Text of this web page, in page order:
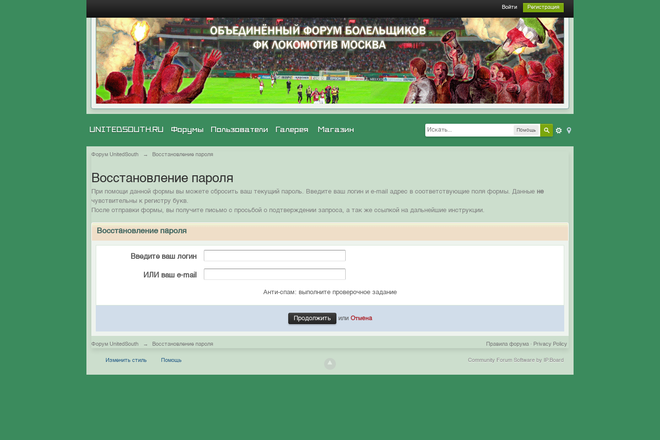
Войти Регистрация
Помощь
UNITEDSOUTH.RU Галерея Магазин
Форумы Пользователи
Форум UnitedSouth → Восстановление пароля
Восстановление пароля
При помощи данной формы вы можете сбросить ваш текущий пароль. Введите ваш логин и e-mail адрес в соответствующие поля формы. Данные не
чувствительны к регистру букв.
После отправки формы, вы получите письмо с просьбой о подтверждении запроса, а так же ссылкой на дальнейшие инструкции.
Восстановление пароля
Введите ваш логин
ИЛИ ваш e-mail
Анти-спам: выполните проверочное задание
или Отмена
Форум UnitedSouth → Восстановление пароля Privacy Policy
Правила форума ·
Изменить стиль Помощь Community Forum Software by IP.Board